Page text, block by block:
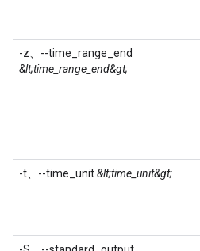
-z、--time_range_end
&lt;time_range_end&gt;
-t、--time_unit&lt;time_unit&gt;